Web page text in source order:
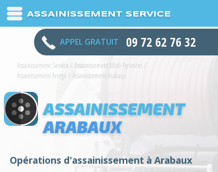
ASSAINISSEMENT SERVICE
APPEL GRATUIT 09 72 62 76 32
Assainissement Service / Assainissement Midi-Pyrénées/
Assainissement Ariège / Assainissement Arabaux
ASSAINISSEMENT
ARABAUX
Opérations d'assainissement à Arabaux